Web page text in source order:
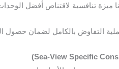
ميزة تنافسية لاقتناص أفضل
التفاوض بالكامل لضمان حصول